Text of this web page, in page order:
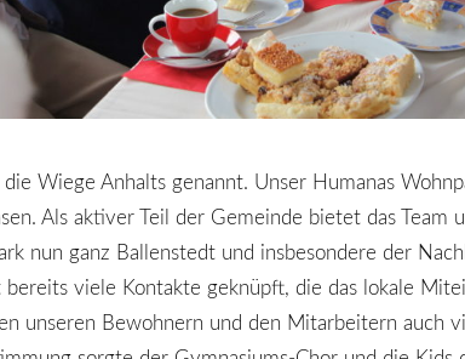
Wiege Anhalts genannt. Unser Humanas
Als aktiver Teil der Gemeinde bietet das Team
nun ganz Ballenstedt und insbesondere der
viele Kontakte geknüpft, die das lokale
unseren Bewohnern und den Mitarbeitern auch